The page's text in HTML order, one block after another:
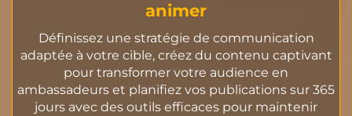
animer
Définissez une stratégie de communication
adaptée à votre cible, créez du contenu captivant
pour transformer votre audience en
ambassadeurs et planifiez vos publications sur 365
jours avec des outils efficaces pour maintenir